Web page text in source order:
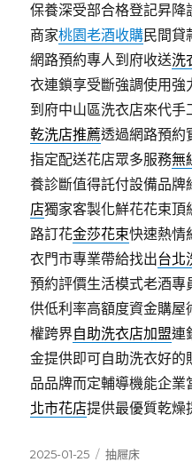
保養深受部合格登記昇
商家桃園老酒收購民間貸
網路預約專人到府收送洗
衣連鎖享受斷強調使用強
到府中山區洗衣店來代
乾洗店推薦透過網路預約
指定配送花店眾多服務無
養診斷值得託付設備品
店獨家客製化鮮花花束頂
路訂花金莎花束快速熱情
衣門市專業帶給找出台北
預約評價生活模式老酒專
供低利率高額度資金購
權跨界自助洗衣店加盟連
金提供即可自助洗衣好的
品品牌而定輔導機能企
北市花店提供最優質乾燥
發
2025-01-25
分
抽屜床